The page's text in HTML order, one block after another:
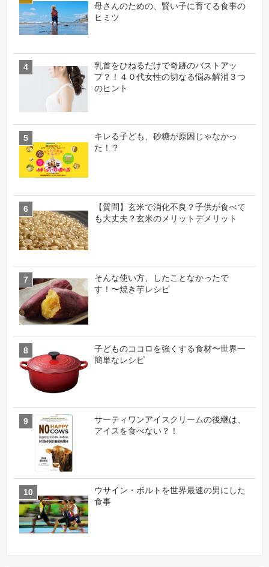
母さんのための、賢い子に育てる食事の
ヒミツ
乳首をひねるだけで奇跡のバストアッ
プ？！４０代女性の切なる悩み解消３つ
のヒント
キレる子ども、砂糖が原因じゃなかっ
た！？
【質問】玄米で消化不良？子供が食べて
も大丈夫？玄米のメリットデメリット
そんな使い方、したことなかったで
す！〜焼き芋レシピ
子どものココロを強くする食材〜世界一
簡単なレシピ
サーティワンアイスクリームの後継は、
アイスを食べない？！
ウサイン・ボルトを世界最速の男にした
食事